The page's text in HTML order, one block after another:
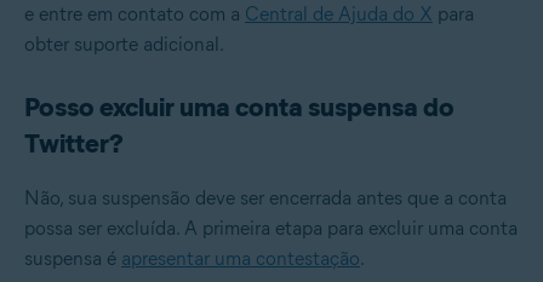
e entre em contato com a Central de Ajuda do X para
obter suporte adicional.
Posso excluir uma conta suspensa do
Twitter?
Não, sua suspensão deve ser encerrada antes que a conta
possa ser excluída. A primeira etapa para excluir uma conta
suspensa é apresentar uma contestação.